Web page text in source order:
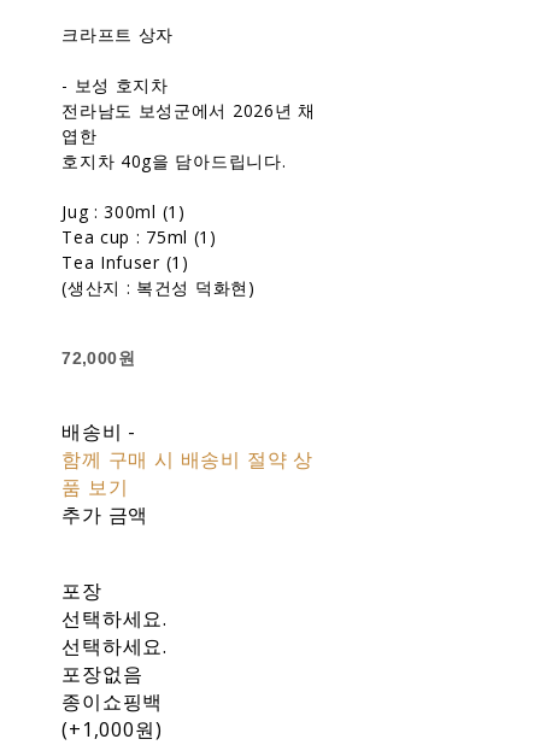
크라프트 상자
- 보성 호지차
전라남도 보성군에서 2026년 채
엽한
호지차 40g을 담아드립니다.
Jug : 300ml (1)
Tea cup : 75ml (1)
Tea Infuser (1)
(생산지 : 복건성 덕화현)
72,000원
배송비 -
함께 구매 시 배송비 절약 상
품 보기
추가 금액
포장
선택하세요.
선택하세요.
포장없음
종이쇼핑백
(+1,000원)